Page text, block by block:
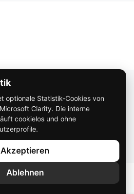
optionale Statistik-Cookies von
Clarity. Die interne
cookielos und ohne
Akzeptieren
Ablehnen